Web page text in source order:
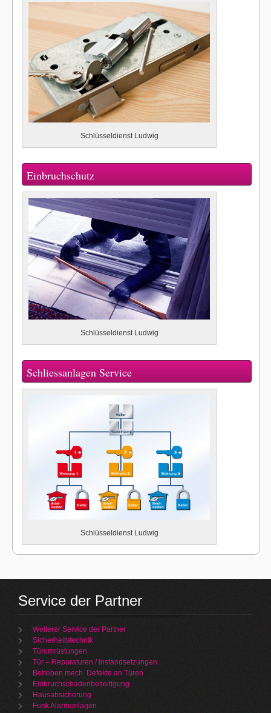
Schlüsseldienst Ludwig
Einbruchschutz
Schlüsseldienst Ludwig
Schliessanlagen Service
Schlüsseldienst Ludwig
Service der Partner
Weiterer Service der Partner
Sicherheitstechnik
Türumrüstungen
Tür – Reparaturen / Instandsetzungen
Beheben mech. Defekte an Türen
Einbruchschadenbeseitigung
Hausabsicherung
Funk Alarmanlagen